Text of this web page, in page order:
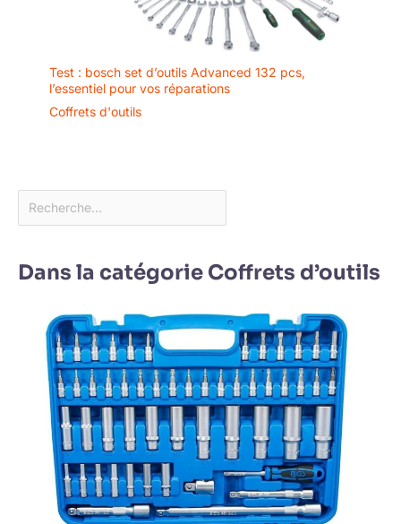
Test : bosch set d’outils Advanced 132 pcs,
l’essentiel pour vos réparations
Coffrets d'outils
Dans la catégorie Coffrets d’outils